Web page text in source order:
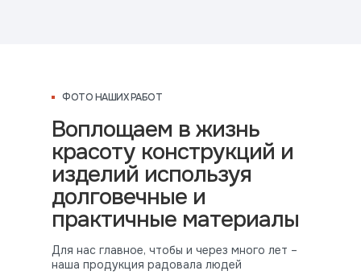
Для нас главное, чтобы и через много лет –
наша продукция радовала людей
Воплощаем в жизнь
красоту конструкций и
изделий используя
долговечные и
практичные материалы
ФОТО НАШИХ РАБОТ